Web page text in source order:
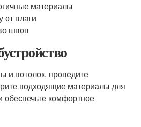
материалы
от влаги
швов
и потолок, проведите
подходящие материалы для
обеспечьте комфортное